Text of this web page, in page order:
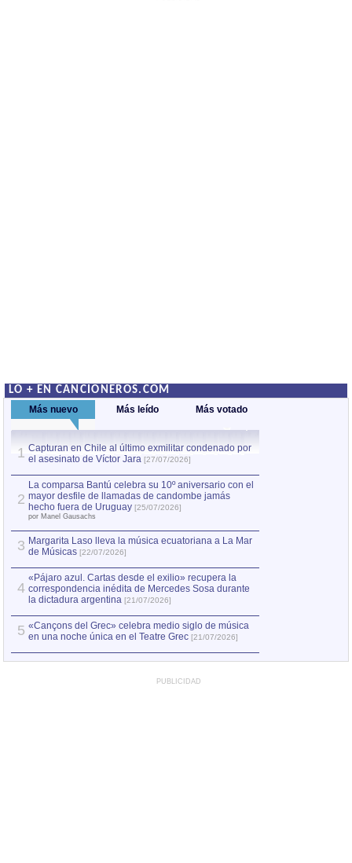
LO + EN CANCIONEROS.COM
Más nuevo Más leído Más votado
1 Capturan en Chile al último exmilitar condenado por
el asesinato de Víctor Jara [27/07/2026]
2
La comparsa Bantú celebra su 10º aniversario con el
mayor desfile de llamadas de candombe jamás
hecho fuera de Uruguay [25/07/2026]
por Manel Gausachs
3 Margarita Laso lleva la música ecuatoriana a La Mar
de Músicas [22/07/2026]
4
«Pájaro azul. Cartas desde el exilio» recupera la
correspondencia inédita de Mercedes Sosa durante
la dictadura argentina [21/07/2026]
5 «Cançons del Grec» celebra medio siglo de música
en una noche única en el Teatre Grec [21/07/2026]
PUBLICIDAD